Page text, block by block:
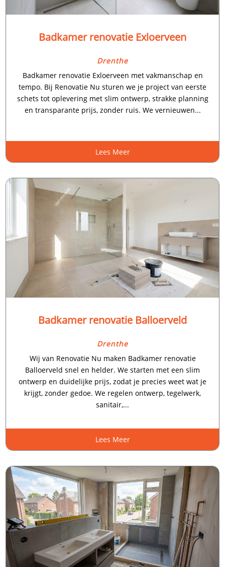
Badkamer renovatie Exloerveen
Drenthe
Badkamer renovatie Exloerveen met vakmanschap en
tempo. Bij Renovatie Nu sturen we je project van eerste
schets tot oplevering met slim ontwerp, strakke planning
en transparante prijs, zonder ruis. We vernieuwen...
Lees Meer
Badkamer renovatie Balloerveld
Drenthe
Wij van Renovatie Nu maken Badkamer renovatie
Balloerveld snel en helder. We starten met een slim
ontwerp en duidelijke prijs, zodat je precies weet wat je
krijgt, zonder gedoe. We regelen ontwerp, tegelwerk,
sanitair,...
Lees Meer